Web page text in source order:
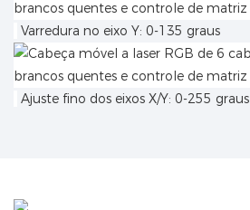
Varredura no eixo Y: 0-135 graus
Ajuste fino dos eixos X/Y: 0-255 graus